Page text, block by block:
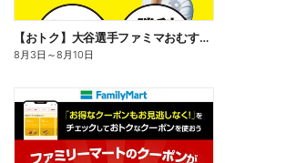
【おトク】大谷選手ファミマおむすび割
8月3日 ～8月10日